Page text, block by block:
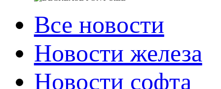
Все новости
Новости железа
Новости софта